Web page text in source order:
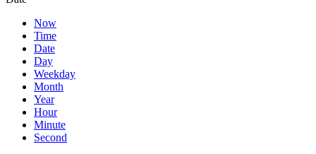
Now
Time
Date
Day
Weekday
Month
Year
Hour
Minute
Second